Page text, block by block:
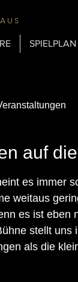
U S
Über uns
Geschichte
auf
bewertet.
es immer
weitaus
es ist eben
stellt uns
als die